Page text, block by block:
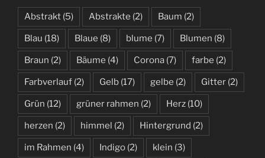
Abstrakt (5) Abstrakte (2) Baum (2)
Blau (18) Blaue (8) blume (7) Blumen (8)
Braun (2) Bäume (4) Corona (7) farbe (2)
Farbverlauf (2) Gelb (17) gelbe (2) Gitter (2)
Grün (12) grüner rahmen (2) Herz (10)
herzen (2) himmel (2) Hintergrund (2)
im Rahmen (4) Indigo (2) klein (3)